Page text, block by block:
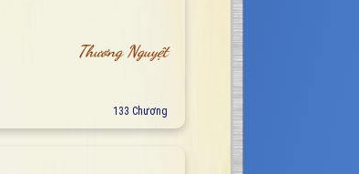
Thương Nguyệt
133 Chương